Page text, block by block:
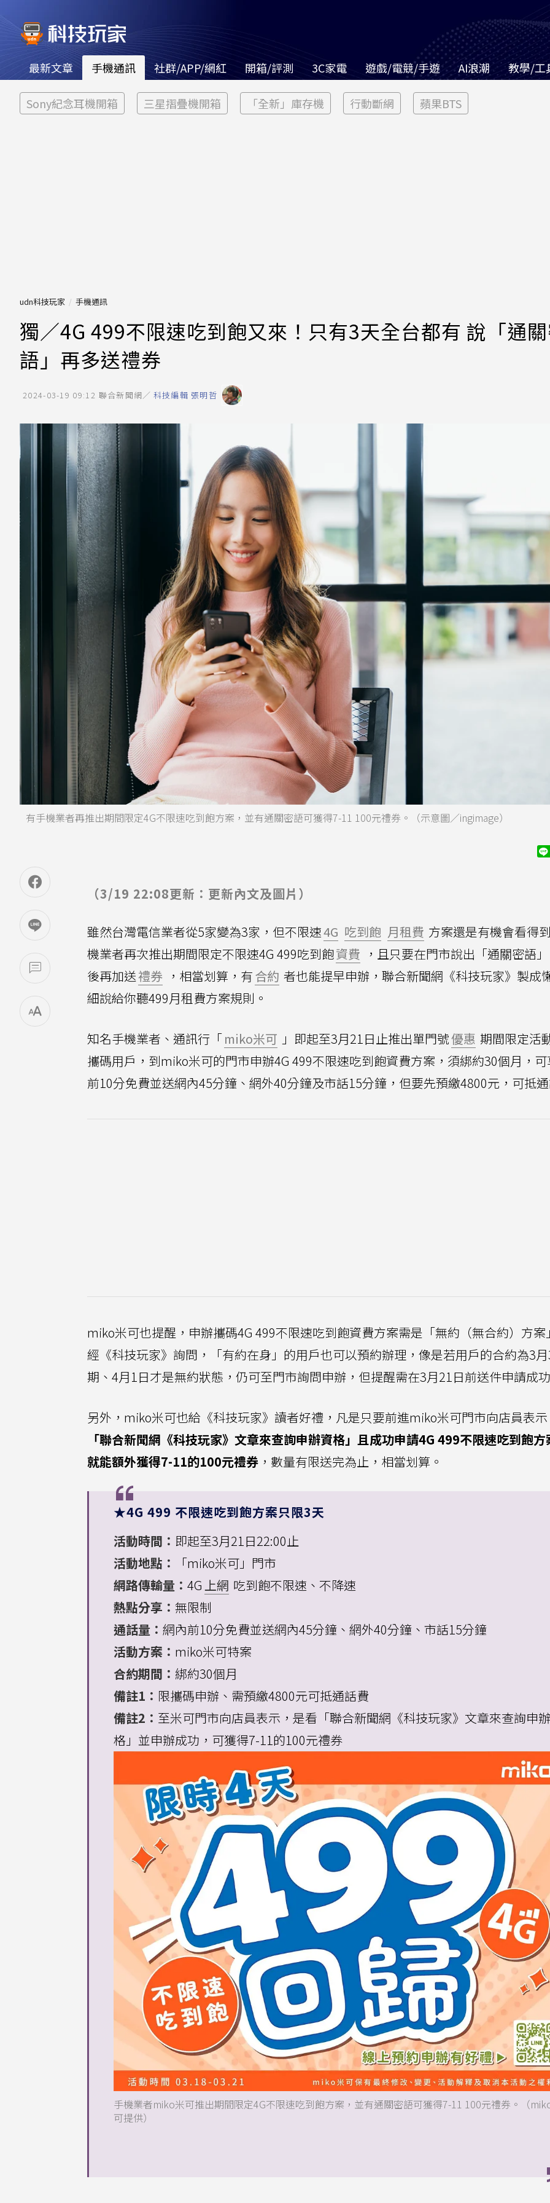
最新文章 手機通訊 社群/APP/網紅 開箱/評測 3C家電 遊戲/電競/手遊 AI浪潮 教學/工
Sony紀念耳機開箱 三星摺疊機開箱 「全新」庫存機 行動斷網 蘋果BTS
udn科技玩家 手機通訊
獨／4G 499不限速吃到飽又來！只有3天全台都有 說「通
語」再多送禮券
2024-03-19 09:12 聯合新聞網／ 科技編輯 張明哲
有手機業者再推出期間限定4G不限速吃到飽方案，並有通關密語可獲得7-11 100元禮券。（示意圖／ingimage）
（3/19 22:08更新：更新內文及圖片）
雖然台灣電信業者從5家變為3家，但不限速4G 吃到飽 月租費 方案還是有機會看得
機業者再次推出期間限定不限速4G 499吃到飽資費 ，且只要在門市說出「通關密語
後再加送禮券 ，相當划算，有合約 者也能提早申辦，聯合新聞網《科技玩家》製成
細說給你聽499月租費方案規則。
知名手機業者、通訊行「miko米可 」即起至3月21日止推出單門號優惠 期間限定活
攜碼用戶，到miko米可的門市申辦4G 499不限速吃到飽資費方案，須綁約30個月，
前10分免費並送網內45分鐘、網外40分鐘及市話15分鐘，但要先預繳4800元，可抵
miko米可也提醒，申辦攜碼4G 499不限速吃到飽資費方案需是「無約（無合約）方案
經《科技玩家》詢問，「有約在身」的用戶也可以預約辦理，像是若用戶的合約為3
期、4月1日才是無約狀態，仍可至門市詢問申辦，但提醒需在3月21日前送件申請成
另外，miko米可也給《科技玩家》讀者好禮，凡是只要前進miko米可門市向店員表
「聯合新聞網《科技玩家》文章來查詢申辦資格」且成功申請4G 499不限速吃到飽
就能額外獲得7-11的100元禮券 ，數量有限送完為止，相當划算。
★4G 499 不限速吃到飽方案只限3天
活動時間： 即起至3月21日22:00止
活動地點：
「miko米可」門市
網路傳輸量： 4G上網 吃到飽不限速、不降速
熱點分享： 無限制
通話量： 網內前10分免費並送網內45分鐘、網外40分鐘、市話15分鐘
活動方案： miko米可特案
合約期間： 綁約30個月
備註1： 限攜碼申辦、需預繳4800元可抵通話費
備註2： 至米可門市向店員表示，是看「聯合新聞網《科技玩家》文章來查詢申
格」並申辦成功，可獲得7-11的100元禮券
手機業者miko米可推出期間限定4G不限速吃到飽方案，並有通關密語可獲得7-11 100元禮券。（
可提供）